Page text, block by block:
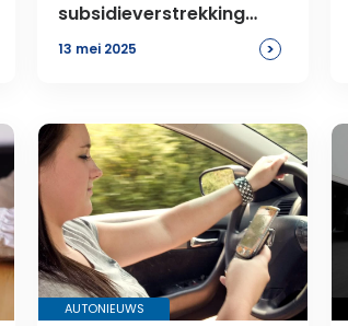
subsidieverstrekking
SEBA: Alternatieven voor
13 mei 2025 >
AUTONIEUWS